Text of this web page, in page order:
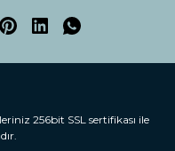
256bit SSL sertifikası ile